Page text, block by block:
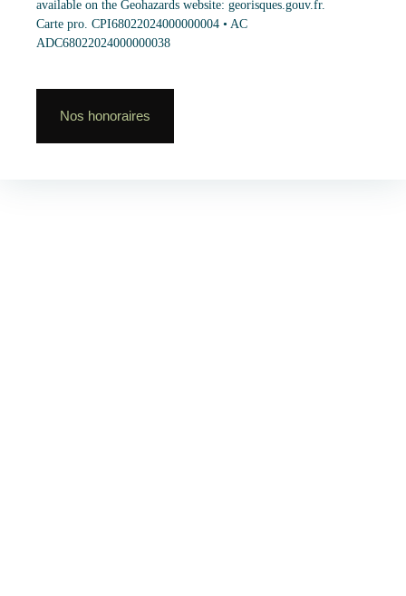
available on the Geohazards website: georisques.gouv.fr.
Carte pro. CPI68022024000000004 • AC
ADC68022024000000038
Nos honoraires